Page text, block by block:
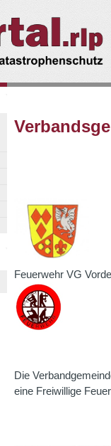
Feuerwehr VG
Die
eine Freiwillige